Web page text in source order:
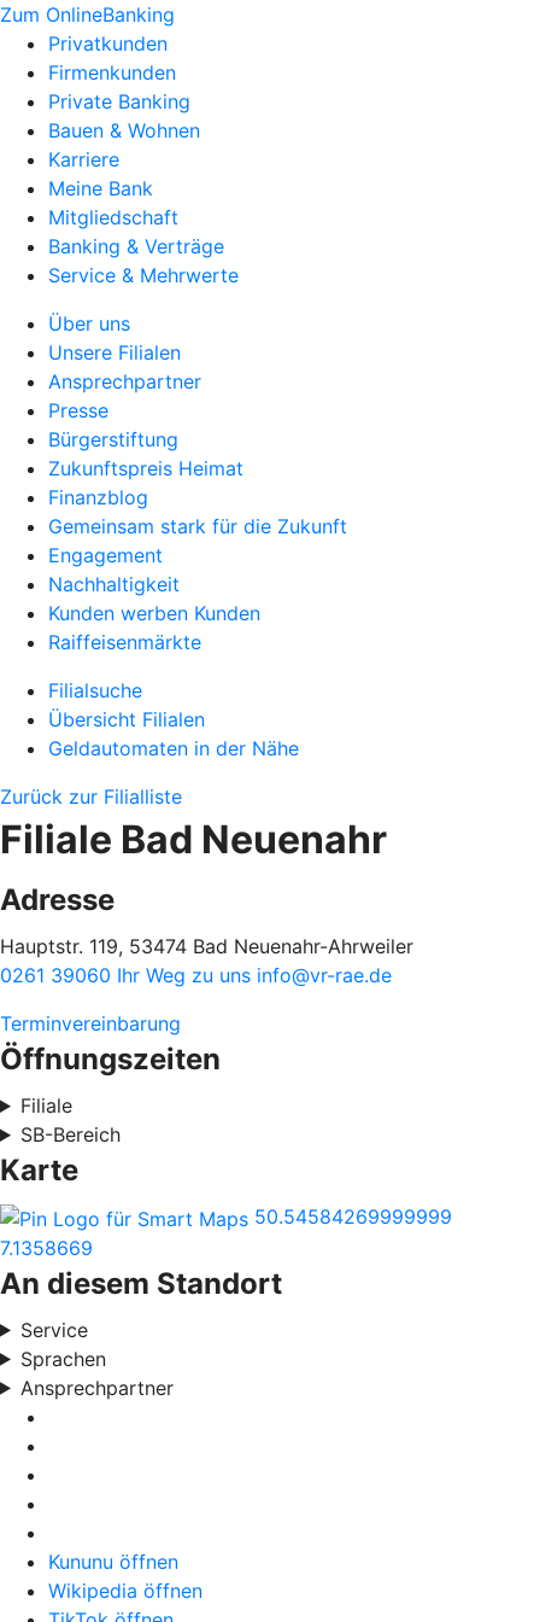
Zum OnlineBanking
Privatkunden
Firmenkunden
Private Banking
Bauen & Wohnen
Karriere
Meine Bank
Mitgliedschaft
Banking & Verträge
Service & Mehrwerte
Über uns
Unsere Filialen
Ansprechpartner
Presse
Bürgerstiftung
Zukunftspreis Heimat
Finanzblog
Gemeinsam stark für die Zukunft
Engagement
Nachhaltigkeit
Kunden werben Kunden
Raiffeisenmärkte
Filialsuche
Übersicht Filialen
Geldautomaten in der Nähe
Zurück zur Filialliste
Filiale Bad Neuenahr
Adresse
Hauptstr. 119, 53474 Bad Neuenahr-Ahrweiler
0261 39060 Ihr Weg zu uns info@vr-rae.de
Terminvereinbarung
Öffnungszeiten
Filiale
SB-Bereich
Karte
50.54584269999999
7.1358669
An diesem Standort
Service
Sprachen
Ansprechpartner
Kununu öffnen
Wikipedia öffnen